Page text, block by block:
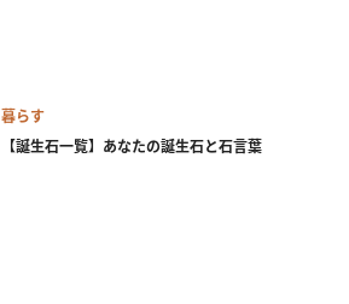
暮らす
【誕生石一覧】あなたの誕生石と石言葉